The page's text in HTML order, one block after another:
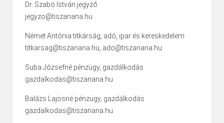
Dr. Szabó István jegyző
jegyzo@tiszanana.hu
Német Antónia titkárság, adó, ipar és kereskedelem
titkarsag@tiszanana.hu, ado@tiszanana.hu
Suba Józsefné pénzügy, gazdálkodás
gazdalkodas@tiszanana.hu
Balázs Lajosné pénzügy, gazdálkodás
gazdalkodas@tiszanana.hu